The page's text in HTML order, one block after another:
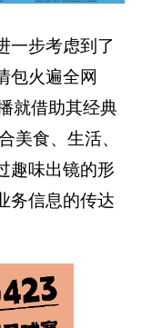
一步考虑到了
包火遍全网
就借助其经典
美食、生活、
趣味出镜的形
务信息的传达